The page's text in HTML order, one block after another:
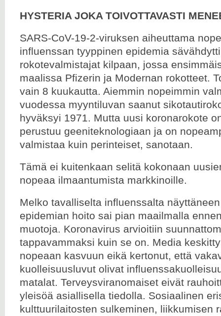
HYSTERIA JOKA TOIVOTTAVASTI
SARS-CoV-19-2-viruksen aiheuttama
influenssan tyyppinen epidemia
rokotevalmistajat kilpaan, jossa
maalissa Pfizerin ja Modernan rokotteet.
vain 8 kuukautta. Aiemmin nopeimmin
vuodessa myyntiluvan saanut
hyväksyi 1971. Mutta uusi koronarokote
perustuu geeniteknologiaan ja on
valmistaa kuin perinteiset, sanotaan.
Tämä ei kuitenkaan selitä kokonaan
nopeaa ilmaantumista markkinoille.
Melko tavalliselta influenssalta
epidemian hoito sai pian maailmalla
muotoja. Koronavirus arvioitiin
tappavammaksi kuin se on. Media
nopeaan kasvuun eikä kertonut, että
kuolleisuusluvut olivat
matalat. Terveysviranomaiset eivät
yleisöä asiallisella tiedolla. Sosiaalinen
kulttuurilaitosten sulkeminen, liikkumisen